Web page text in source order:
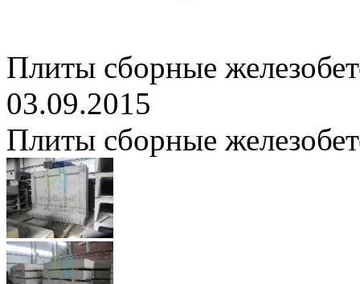
Плиты сборные
03.09.2015
Плиты сборные